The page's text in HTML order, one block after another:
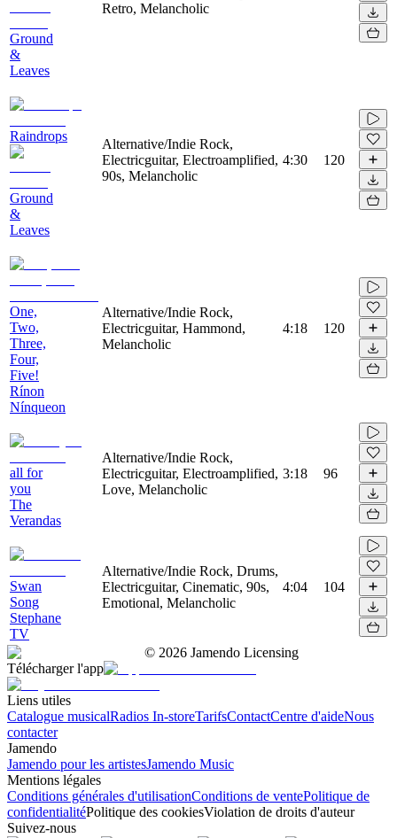
Ground
&
Leaves
Retro, Melancholic
Raindrops
Ground
&
Leaves
Alternative/Indie Rock,
Electricguitar, Electroamplified,
90s, Melancholic
4:30 120
One,
Two,
Three,
Four,
Five!
Rínon
Nínqueon
Alternative/Indie Rock,
Electricguitar, Hammond,
Melancholic
4:18 120
all for
you
The
Verandas
Alternative/Indie Rock,
Electricguitar, Electroamplified,
Love, Melancholic
3:18 96
Swan
Song
Stephane
TV
Alternative/Indie Rock, Drums,
Electricguitar, Cinematic, 90s,
Emotional, Melancholic
4:04 104
© 2026 Jamendo Licensing
Télécharger l'app
Liens utiles
Catalogue musicalRadios In-storeTarifsContactCentre d'aideNous
contacter
Jamendo
Jamendo pour les artistesJamendo Music
Mentions légales
Conditions générales d'utilisationConditions de ventePolitique de
confidentialitéPolitique des cookiesViolation de droits d'auteur
Suivez-nous